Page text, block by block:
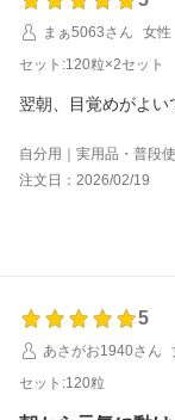
まぁ5063さん
女性
セット:120粒×2セット
翌朝、目覚めがよい
自分用｜実用品・普段
注文日：2026/02/19
5
あさがお1940さん
セット:120粒